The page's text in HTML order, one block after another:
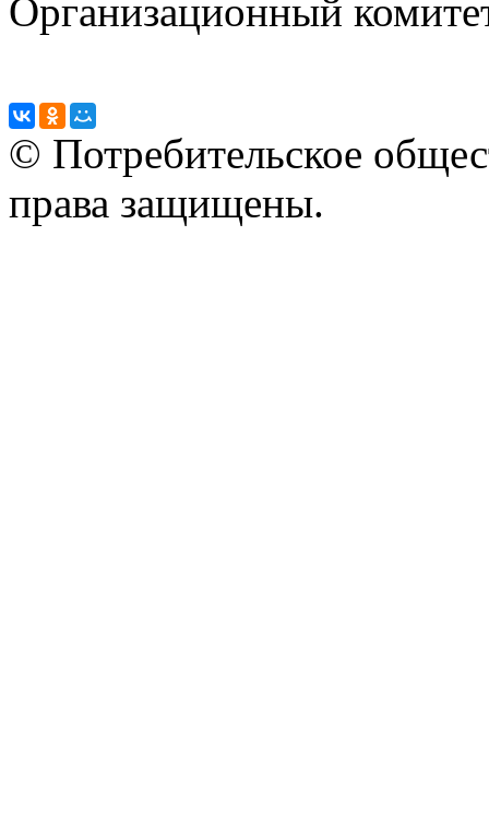
Организационный
© Потребительское
права защищены.